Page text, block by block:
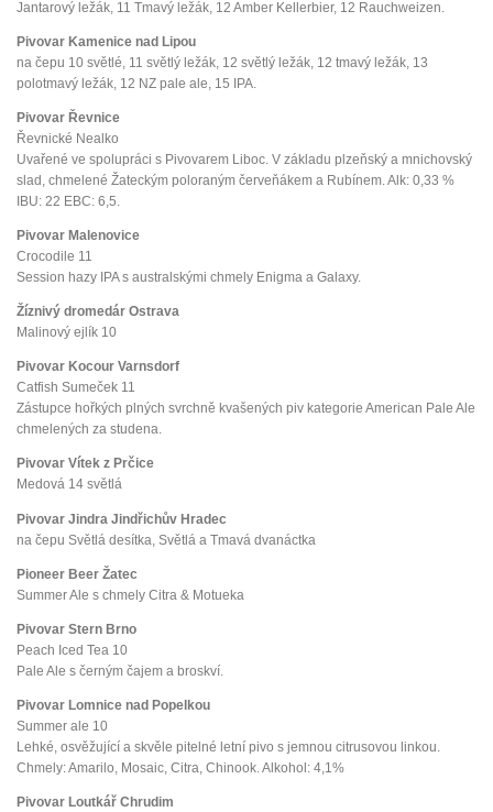
Jantarový ležák, 11 Tmavý ležák, 12 Amber Kellerbier, 12 Rauchweizen.
Pivovar Kamenice nad Lipou
na čepu 10 světlé, 11 světlý ležák, 12 světlý ležák, 12 tmavý ležák, 13
polotmavý ležák, 12 NZ pale ale, 15 IPA.
Pivovar Řevnice
Řevnické Nealko
Uvařené ve spolupráci s Pivovarem Liboc. V základu plzeňský a mnichovský
slad, chmelené Žateckým poloraným červeňákem a Rubínem. Alk: 0,33 %
IBU: 22 EBC: 6,5.
Pivovar Malenovice
Crocodile 11
Session hazy IPA s australskými chmely Enigma a Galaxy.
Žíznivý dromedár Ostrava
Malinový ejlík 10
Pivovar Kocour Varnsdorf
Catfish Sumeček 11
Zástupce hořkých plných svrchně kvašených piv kategorie American Pale Ale
chmelených za studena.
Pivovar Vítek z Prčice
Medová 14 světlá
Pivovar Jindra Jindřichův Hradec
na čepu Světlá desítka, Světlá a Tmavá dvanáctka
Pioneer Beer Žatec
Summer Ale s chmely Citra & Motueka
Pivovar Stern Brno
Peach Iced Tea 10
Pale Ale s černým čajem a broskví.
Pivovar Lomnice nad Popelkou
Summer ale 10
Lehké, osvěžující a skvěle pitelné letní pivo s jemnou citrusovou linkou.
Chmely: Amarilo, Mosaic, Citra, Chinook. Alkohol: 4,1%
Pivovar Loutkář Chrudim